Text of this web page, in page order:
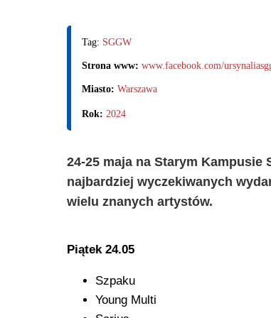
Tag: SGGW
Strona www: www.facebook.com/
Miasto: Warszawa
Rok: 2024
24-25 maja na Starym Kampusie
najbardziej wyczekiwanych
wielu znanych artystów.
Piątek 24.05
Szpaku
Young Multi